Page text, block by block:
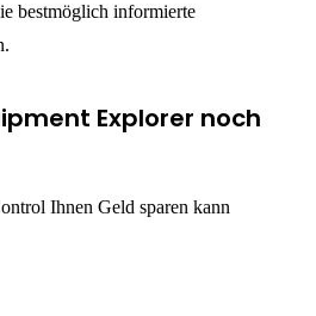
bestmöglich informierte
Explorer noch
Ihnen Geld sparen kann